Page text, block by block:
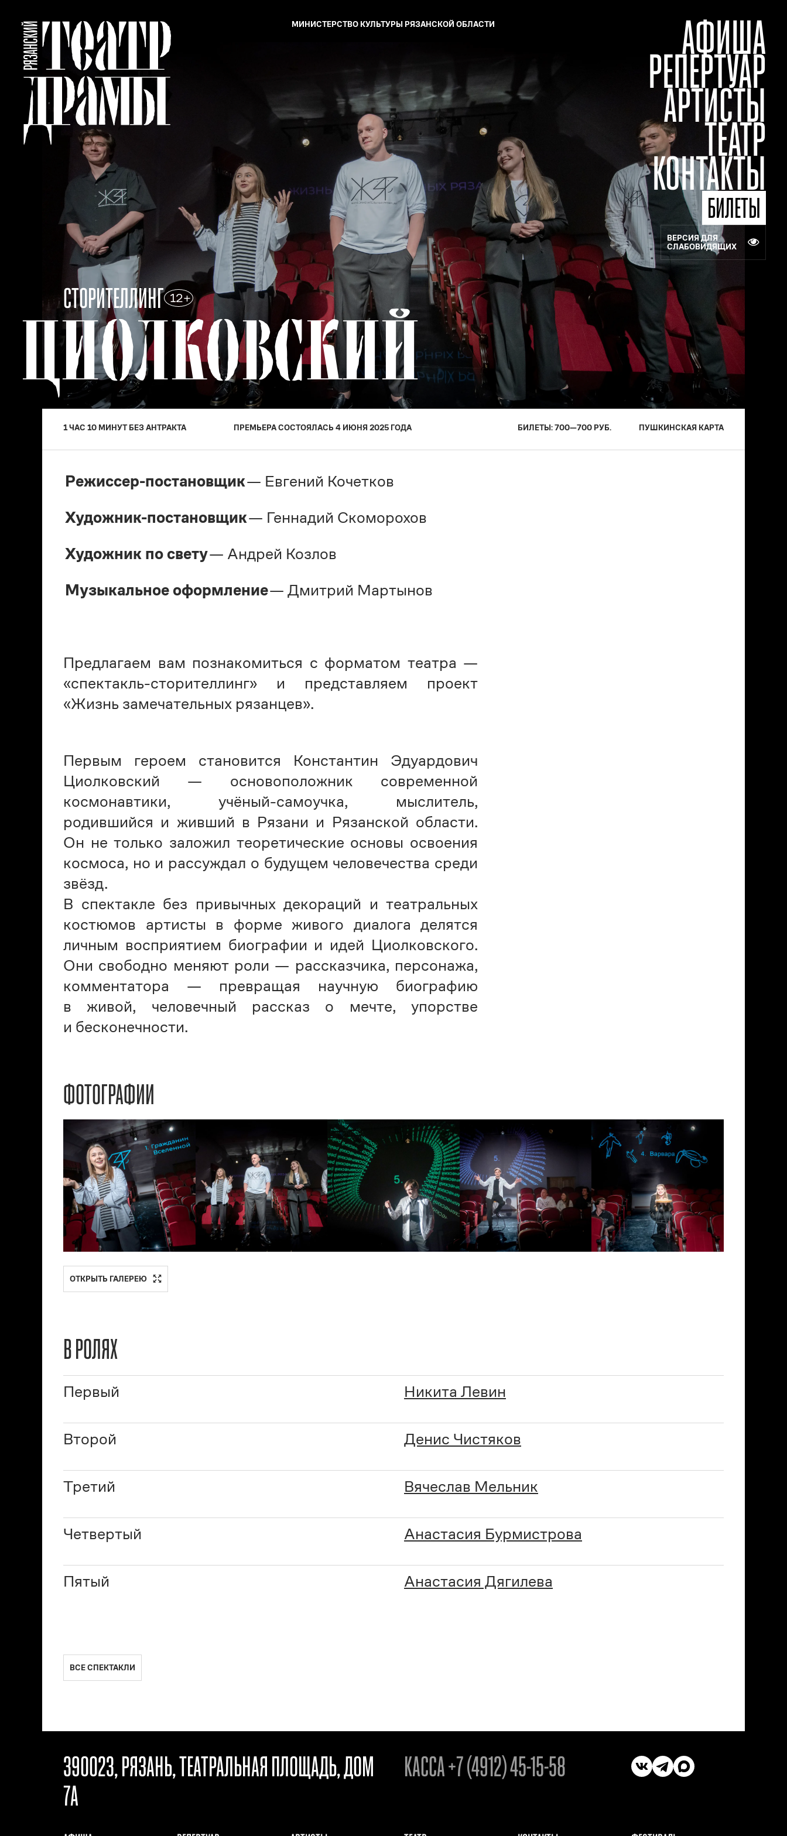
МИНИСТЕРСТВО КУЛЬТУРЫ РЯЗАНСКОЙ ОБЛАСТИ
СТОРИТЕЛЛИНГ 12+
ЦИОЛКОВСКИЙ
АФИША
РЕПЕРТУАР
АРТИСТЫ
ТЕАТР
КОНТАКТЫ
БИЛЕТЫ
ВЕРСИЯ ДЛЯ
СЛАБОВИДЯЩИХ
1 ЧАС 10 МИНУТ БЕЗ АНТРАКТА ПРЕМЬЕРА СОСТОЯЛАСЬ 4 ИЮНЯ 2025 ГОДА БИЛЕТЫ:700—700 РУБ. ПУШКИНСКАЯ КАРТА
Режиссер-постановщик— Евгений Кочетков
Художник-постановщик— Геннадий Скоморохов
Художник по свету— Андрей Козлов
Музыкальное оформление— Дмитрий Мартынов
Предлагаем вам познакомиться с форматом театра —
«спектакль-сторителлинг» и представляем проект
«Жизнь замечательных рязанцев».
Первым героем становится Константин Эдуардович
Циолковский — основоположник современной
космонавтики, учёный-самоучка, мыслитель,
родившийся и живший в Рязани и Рязанской области.
Он не только заложил теоретические основы освоения
космоса, но и рассуждал о будущем человечества среди
звёзд.
В спектакле без привычных декораций и театральных
костюмов артисты в форме живого диалога делятся
личным восприятием биографии и идей Циолковского.
Они свободно меняют роли — рассказчика, персонажа,
комментатора — превращая научную биографию
в живой, человечный рассказ о мечте, упорстве
и бесконечности.
ФОТОГРАФИИ
ОТКРЫТЬ ГАЛЕРЕЮ
В РОЛЯХ
Первый Никита Левин
Второй Денис Чистяков
Третий Вячеслав Мельник
Четвертый Анастасия Бурмистрова
Пятый Анастасия Дягилева
ВСЕ СПЕКТАКЛИ
390023, РЯЗАНЬ, ТЕАТРАЛЬНАЯ ПЛОЩАДЬ, ДОМ
7А
КАССА+7 (4912) 45-15-58